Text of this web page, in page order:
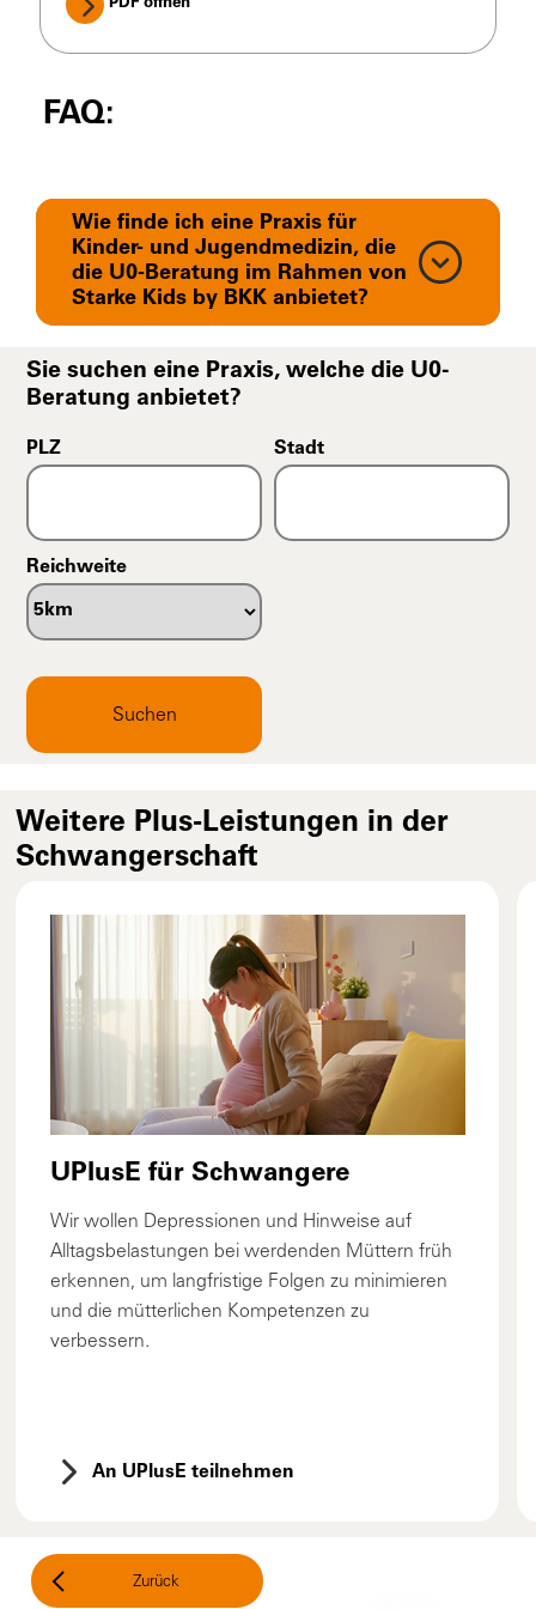
PDF öffnen
FAQ:
Wie finde ich eine Praxis für
Kinder- und Jugendmedizin, die
die U0-Beratung im Rahmen von
Starke Kids by BKK anbietet?
Sie suchen eine Praxis, welche die U0-
Beratung anbietet?
PLZ Stadt
Reichweite
Suchen
Weitere Plus-Leistungen in der
Schwangerschaft
UPlusE für Schwangere
Wir wollen Depressionen und Hinweise auf
Alltagsbelastungen bei werdenden Müttern früh
erkennen, um langfristige Folgen zu minimieren
und die mütterlichen Kompetenzen zu
verbessern.
An UPlusE teilnehmen
Zurück